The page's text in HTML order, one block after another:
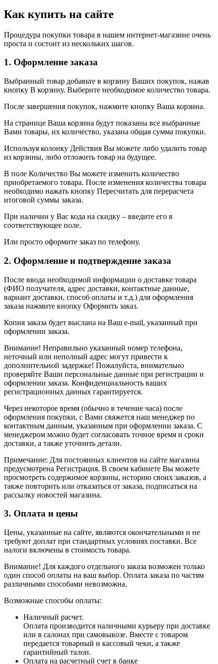
Как купить на сайте
Процедура покупки товара в нашем интернет-магазине очень
проста и состоит из нескольких шагов.
1. Оформление заказа
Выбранный товар добавьте в корзину Ваших покупок, нажав
кнопку В корзину. Выберите необходимое количество товара.
После завершения покупок, нажмите кнопку Ваша корзина.
На странице Ваша корзина будут показаны все выбранные
Вами товары, их количество, указана общая сумма покупки.
Используя колонку Действия Вы можете либо удалить товар
из корзины, либо отложить товар на будущее.
В поле Количество Вы можете изменить количество
приобретаемого товара. После изменения количества товара
необходимо нажать кнопку Пересчитать для перерасчета
итоговой суммы заказа.
При наличии у Вас кода на скидку – введите его в
соответствующее поле.
Или просто оформите заказ по телефону.
2. Оформление и подтверждение заказа
После ввода необходимой информации о доставке товара
(ФИО получателя, адрес доставки, контактные данные,
вариант доставки, способ оплаты и т.д.) для оформления
заказа нажмите кнопку Оформить заказ.
Копия заказа будет выслана на Ваш e-mail, указанный при
оформлении заказа.
Внимание! Неправильно указанный номер телефона,
неточный или неполный адрес могут привести к
дополнительной задержке! Пожалуйста, внимательно
проверяйте Ваши персональные данные при регистрации и
оформлении заказа. Конфиденциальность ваших
регистрационных данных гарантируется.
Через некоторое время (обычно в течение часа) после
оформления покупки, с Вами свяжется наш менеджер по
контактным данным, указанным при оформлении заказа. С
менеджером можно будет согласовать точное время и сроки
доставки, а также уточнить детали.
Примечание: Для постоянных клиентов на сайте магазина
предусмотрена Регистрация. В своем кабинете Вы можете
просмотреть содержимое корзины, историю своих заказов, а
также повторить или отказаться от заказа, подписаться на
рассылку новостей магазина.
3. Оплата и цены
Цены, указанные на сайте, являются окончательными и не
требуют доплат при стандартных условиях поставки. Все
налоги включены в стоимость товара.
Внимание! Для каждого отдельного заказа возможен только
один способ оплаты на ваш выбор. Оплата заказа по частям
различными способами невозможна.
Возможные способы оплаты:
Наличный расчет.
Оплата производится наличными курьеру при доставке
или в салонах при самовывозе. Вместе с товаром
передается товарный и кассовый чеки, а также
гарантийный талон.
Оплата на расчетный счет в банке